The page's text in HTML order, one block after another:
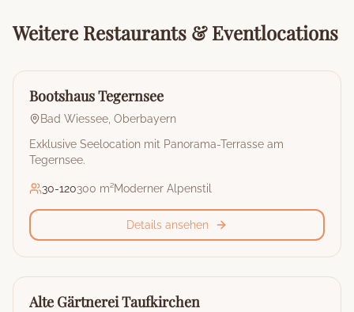
Weitere Restaurants & Eventlocations
🏰
Restaurant & Eventlocation
Bootshaus Tegernsee
Bad Wiessee Oberbayern
Exklusive Seelocation mit Panorama-Terrasse am
Tegernsee.
30-120300 m²Moderner Alpenstil
Details ansehen
🏰
Restaurant & Eventlocation
Alte Gärtnerei Taufkirchen